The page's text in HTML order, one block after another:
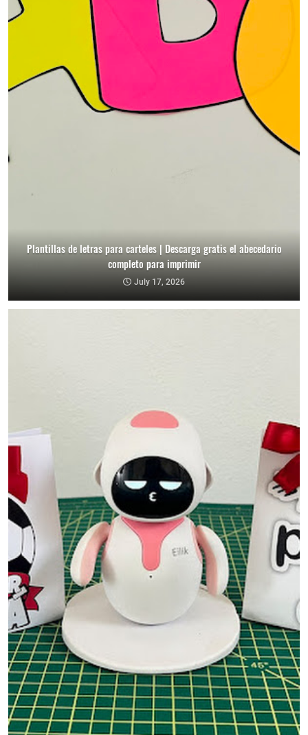
Plantillas de letras para carteles | Descarga gratis el abecedario
completo para imprimir
July 17, 2026